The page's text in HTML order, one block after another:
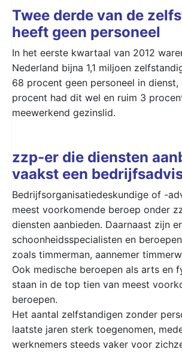
Twee derde van de
heeft geen personeel
In het eerste kwartaal van 2012
Nederland bijna 1,1 miljoen
68 procent geen personeel in dienst,
procent had dit wel en ruim 3
meewerkend gezinslid.
zzp-er die diensten
vaakst een
Bedrijfsorganisatiedeskundige of -
meest voorkomende beroep onder
diensten aanbieden. Daarnaast zijn
schoonheidsspecialisten en
zoals timmerman, aannemer
Ook medische beroepen als arts en
staan in de top tien van meest
beroepen.
Het aantal zelfstandigen zonder
laatste jaren sterk toegenomen,
werknemers steeds vaker voor